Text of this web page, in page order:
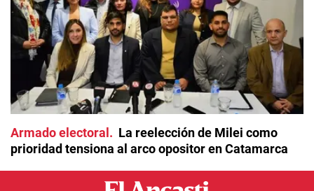
Armado electoral
La reelección de Milei como
prioridad tensiona al arco opositor en Catamarca